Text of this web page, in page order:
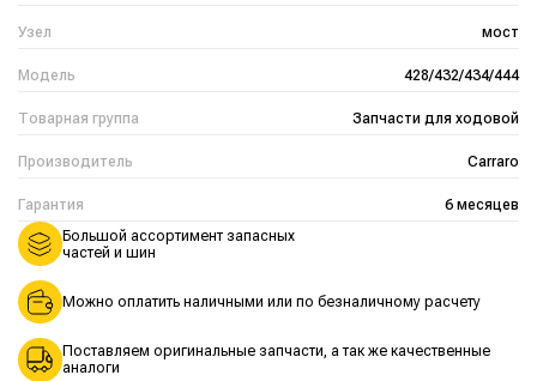
Узел мост
Модель 428/432/434/444
Товарная группа Запчасти для ходовой
Производитель Carraro
Гарантия 6 месяцев
Большой ассортимент запасных
частей и шин
Можно оплатить наличными или по безналичному расчету
Поставляем оригинальные запчасти, а так же качественные
аналоги